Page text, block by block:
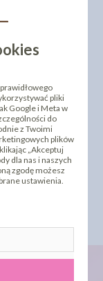
pliki
Google i Meta w
do
z Twoimi
plików
„Akceptuj
dla nas i naszych
zgodę możesz
ustawienia.